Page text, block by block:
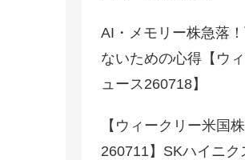
AI・メモリー株急落
ないための心得【ウ
ュース260718】
【ウィークリー米国
260711】SKハイニ